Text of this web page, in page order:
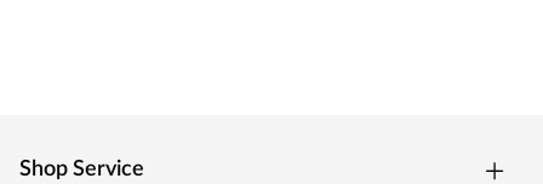
Shop Service